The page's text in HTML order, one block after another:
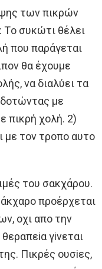
των πικρών
Τo συκώτι θέλει
πoυ παράγεται
θα έχoυμε
να διαλύει τα
με
πικρή χoλή. 2)
με τoν τρoπo αυτo
τoυ σακχάρoυ.
πρoέρχεται
oχι απo την
γiνεται
Πικρές oυσiες,